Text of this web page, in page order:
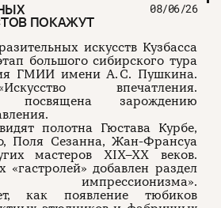
ПОКАЖУТ
08/06/26
искусств Кузбасса
большого сибирского тура
ГМИИ имени А. С. Пушкина.
впечатления.
посвящена зарождению
полотна Гюстава Курбе,
Поля Сезанна, Жан-Франсуа
мастеров XIX–XX веков.
добавлен раздел
импрессионизма».
как появление тюбиков